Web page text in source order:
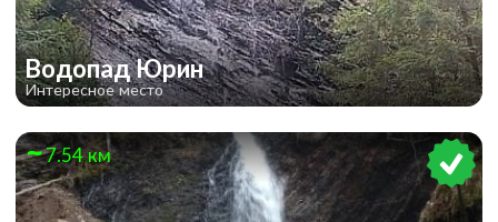
Водопад Юрин
Интересное место
7.54 км